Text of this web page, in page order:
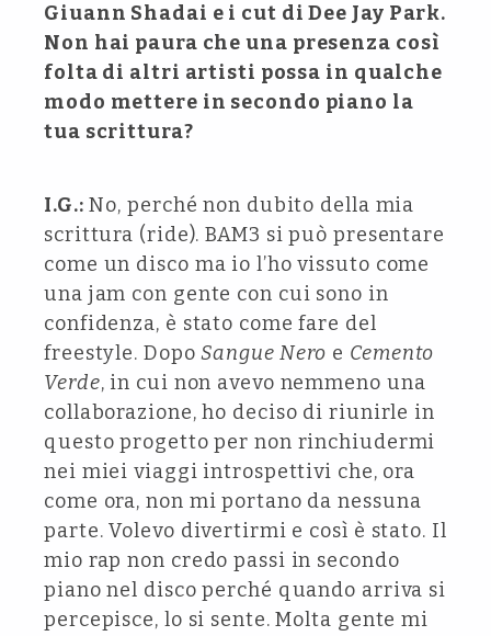
Giuann Shadai e i cut di Dee Jay Park.
Non hai paura che una presenza così
folta di altri artisti possa in qualche
modo mettere in secondo piano la
tua scrittura?
I.G.: No, perché non dubito della mia
scrittura (ride). BAM3 si può presentare
come un disco ma io l’ho vissuto come
una jam con gente con cui sono in
confidenza, è stato come fare del
freestyle. DopoSangue Nero e Cemento
Verde, in cui non avevo nemmeno una
collaborazione, ho deciso di riunirle in
questo progetto per non rinchiudermi
nei miei viaggi introspettivi che, ora
come ora, non mi portano da nessuna
parte. Volevo divertirmi e così è stato. Il
mio rap non credo passi in secondo
piano nel disco perché quando arriva si
percepisce, lo si sente. Molta gente mi